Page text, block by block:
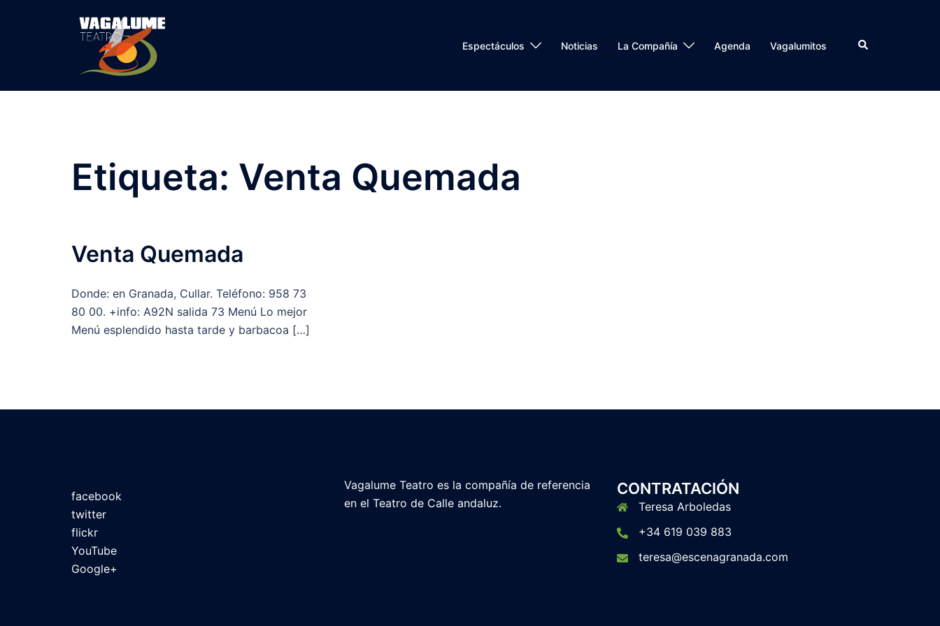
Espectáculos Noticias La Compañía Agenda Vagalumitos
Etiqueta: Venta Quemada
Venta Quemada
Donde: en Granada, Cullar. Teléfono: 958 73
80 00. +info: A92N salida 73 Menú Lo mejor
Menú esplendido hasta tarde y barbacoa […]
facebook
twitter
flickr
YouTube
Google+
Vagalume Teatro es la compañía de referencia
en el Teatro de Calle andaluz.
CONTRATACIÓN
Teresa Arboledas
+34 619 039 883
teresa@escenagranada.com